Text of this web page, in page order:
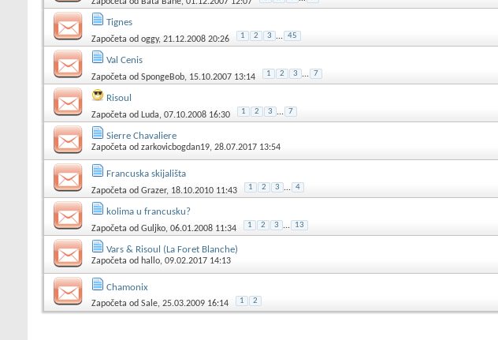
Tignes
Započeta od oggy, 21.12.2008 20:26 1 2 3 ... 45
Val Cenis
Započeta od SpongeBob, 15.10.2007 13:14 1 2 3 ... 7
Risoul
Započeta od Luda, 07.10.2008 16:30 1 2 3 ... 7
Sierre Chavaliere
Započeta od zarkovicbogdan19, 28.07.2017 13:54
Francuska skijališta
Započeta od Grazer, 18.10.2010 11:43 1 2 3 ... 4
kolima u francusku?
Započeta od Guljko, 06.01.2008 11:34 1 2 3 ... 13
Vars & Risoul (La Foret Blanche)
Započeta od hallo, 09.02.2017 14:13
Chamonix
Započeta od Sale, 25.03.2009 16:14 1 2